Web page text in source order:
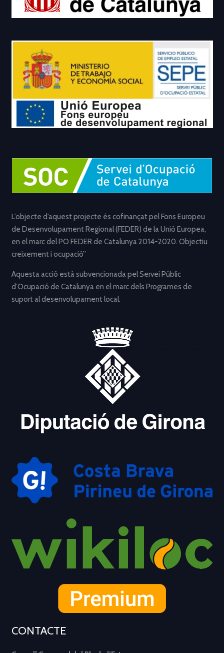
L’objecte d’aquest projecte és cofinançat pel Fons Europeu
de Desenvolupament Regional (FEDER) de la Unió Europea,
en el marc del PO FEDER de Catalunya 2014-2020. Objectiu
creixement i ocupació”
Aquesta acció està subvencionada pel Servei Públic
d’Ocupació de Catalunya en el marc dels Programes de
suport al desenvolupament local.
CONTACTE